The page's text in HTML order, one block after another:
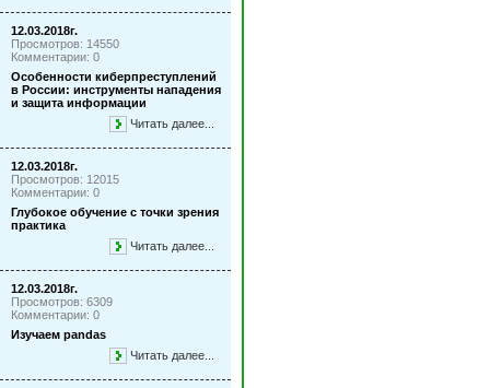
12.03.2018г.
Просмотров: 14550
Комментарии: 0
Особенности киберпреступлений
в России: инструменты нападения
и защита информации
Читать далее...
12.03.2018г.
Просмотров: 12015
Комментарии: 0
Глубокое обучение с точки зрения
практика
Читать далее...
12.03.2018г.
Просмотров: 6309
Комментарии: 0
Изучаем pandas
Читать далее...